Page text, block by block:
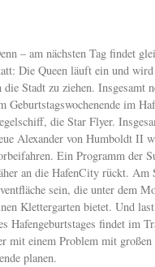
– am nächsten Tag findet
Die Queen läuft ein und
die Stadt zu ziehen. Insgesamt
Geburtstagswochenende im
die Star Flyer.
Alexander von Humboldt II
Ein Programm der
an die HafenCity rückt. Am
sein, die unter dem
Klettergarten bietet. Und
Hafengeburtstages findet im
mit einem Problem mit großen
planen.